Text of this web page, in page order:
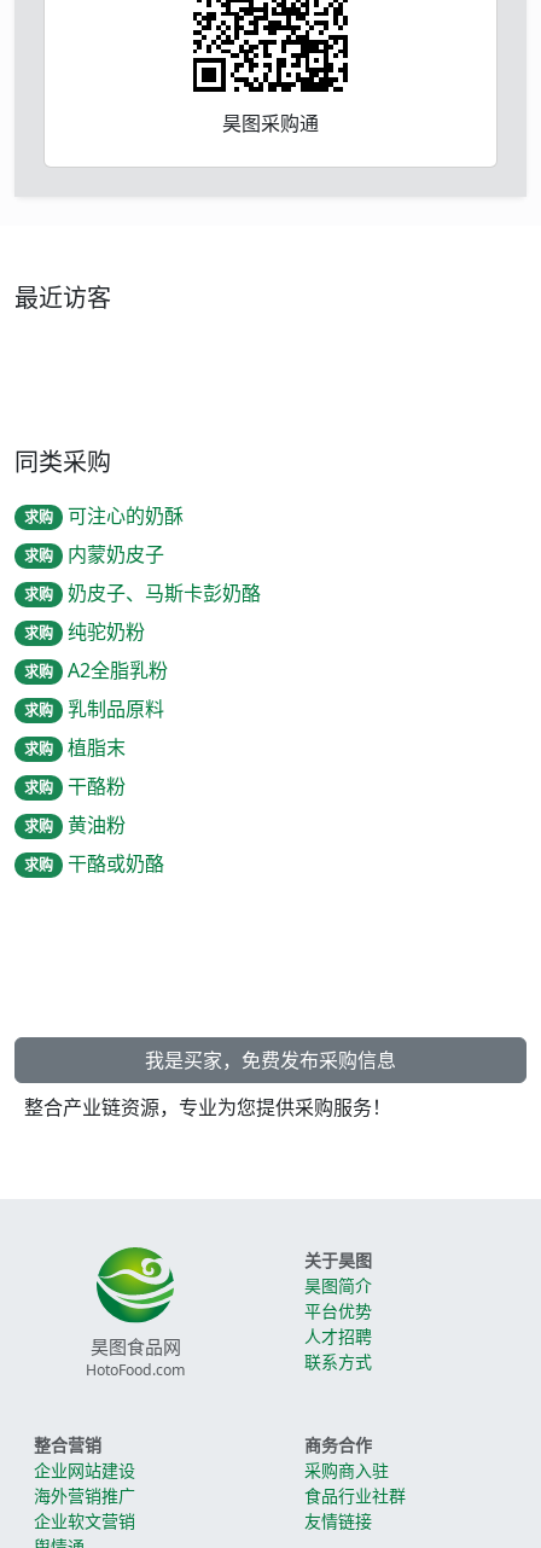
昊图采购通
最近访客
同类采购
求购 可注心的奶酥
求购 内蒙奶皮子
求购 奶皮子、马斯卡彭奶酪
求购 纯驼奶粉
求购 A2全脂乳粉
求购 乳制品原料
求购 植脂末
求购 干酪粉
求购 黄油粉
求购 干酪或奶酪
我是买家，免费发布采购信息
整合产业链资源，专业为您提供采购服务！
昊图食品网
HotoFood.com
关于昊图
昊图简介
平台优势
人才招聘
联系方式
整合营销
企业网站建设
海外营销推广
企业软文营销
商务合作
采购商入驻
食品行业社群
友情链接